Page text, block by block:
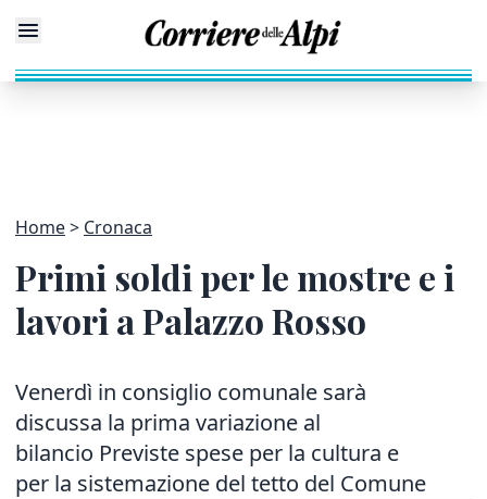
Home Cronaca
Primi soldi per le mostre e i
lavori a Palazzo Rosso
Venerdì in consiglio comunale sarà
discussa la prima variazione al
bilancio Previste spese per la cultura e
per la sistemazione del tetto del Comune